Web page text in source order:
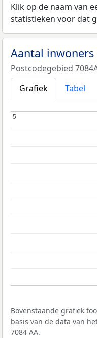
Klik op de naam van
statistieken voor dat
Aantal
Postcodegebied
Grafiek
Tabel
5
5
Bovenstaande grafiek
basis van de data van
7084 AA.